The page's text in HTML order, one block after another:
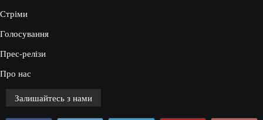
Стріми
Голосування
Прес-релізи
Про нас
Залишайтесь з нами